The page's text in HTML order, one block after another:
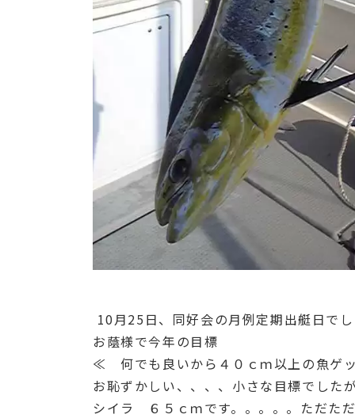
10月25日、同好会の月例定期出艇日で
お蔭様で今年の目標
≪ 何でも良いから４０ｃｍ以上の魚
お恥ずかしい、、、、小さな目標でした
シイラ ６５ｃｍです。。。。。ただた